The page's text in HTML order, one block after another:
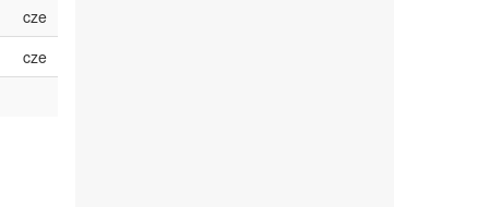
cze
cze